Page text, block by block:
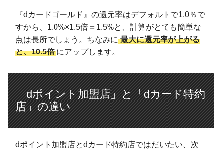
『dカードゴールド』の還元率はデフォルトで1.0％で
すから、1.0%×1.5倍＝1.5%と、計算がとても簡単な
点は長所でしょう。ちなみに 最大に還元率が上がる
と、10.5倍 にアップします。
「dポイント加盟店」と「dカード特約
店」の違い
dポイント加盟店とdカード特約店ではだいたい、次